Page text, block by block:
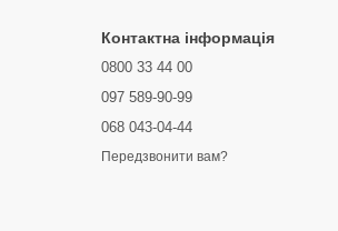
Контактна інформація
0800 33 44 00
097 589-90-99
068 043-04-44
Передзвонити вам?